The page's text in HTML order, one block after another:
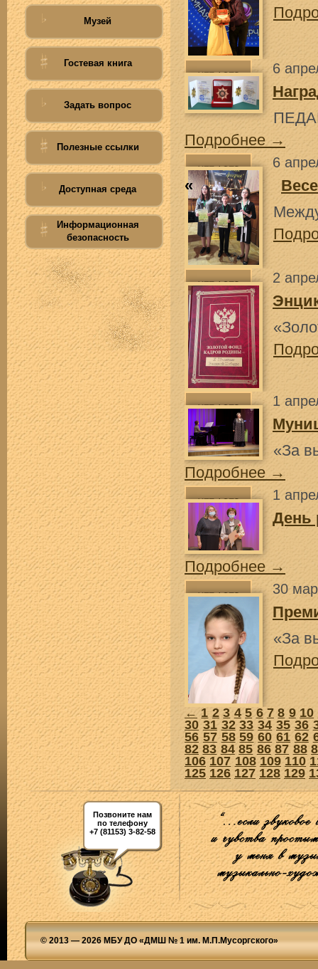
Музей
Гостевая книга
Задать вопрос
Полезные ссылки
Доступная среда
Информационная
безопасность
6
Подробнее →
6
«
2
1
«За
Подробнее →
1
День
Подробнее →
30
«За
← 1 2 3 4 5 6 7 8 9 10
30 31 32 33 34 35 36
56 57 58 59 60 61 62
82 83 84 85 86 87 88
106 107 108 109 110
125 126 127 128 129
Позвоните нам
по телефону
+7 (81153) 3-82-58
© 2013 — 2026 МБУ ДО «ДМШ № 1 им. М.П.Мусоргского»